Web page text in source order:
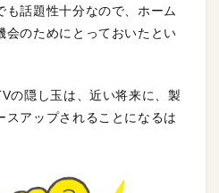
も話題性十分なので、ホーム
会のためにとっておいたとい
の隠し玉は、近い将来に、製
スアップされることになるは